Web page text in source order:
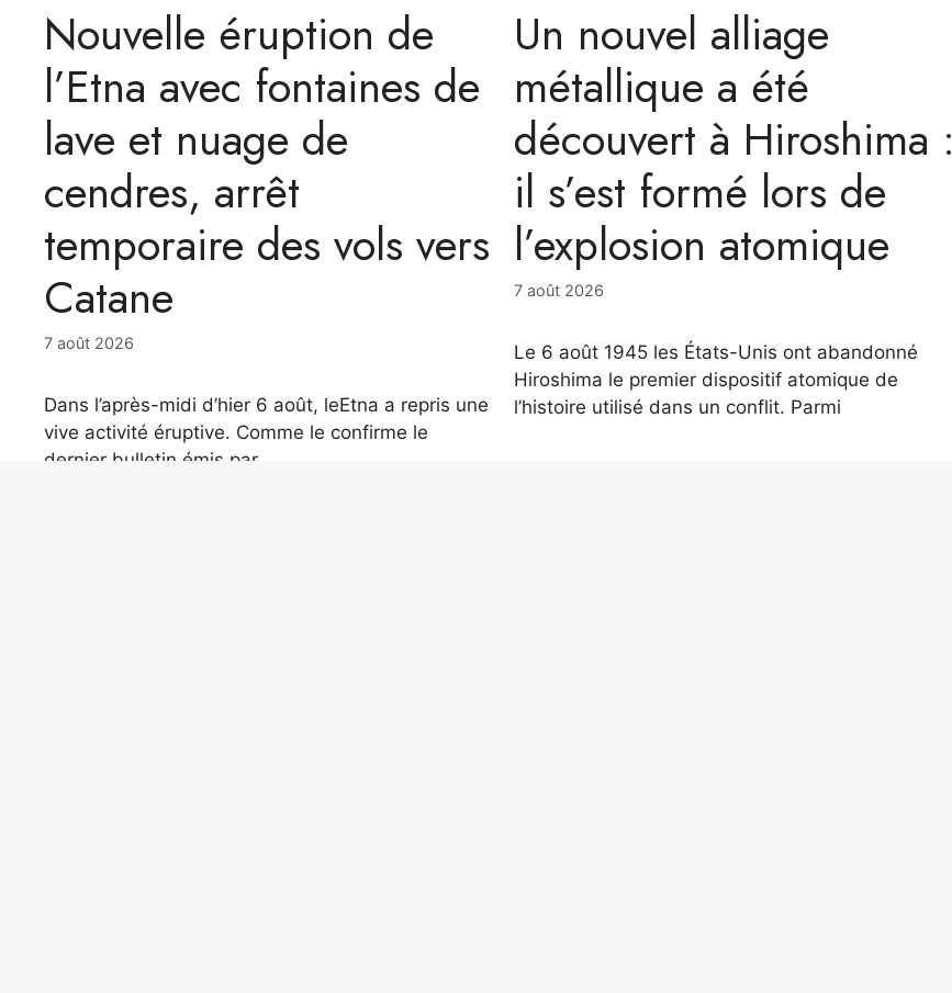
Nouvelle éruption de
l’Etna avec fontaines de
lave et nuage de
cendres, arrêt
temporaire des vols vers
Catane
7 août 2026
Dans l’après-midi d’hier 6 août, leEtna a repris une
vive activité éruptive. Comme le confirme le
dernier bulletin émis par
Un nouvel alliage
métallique a été
découvert à Hiroshima :
il s’est formé lors de
l’explosion atomique
7 août 2026
Le 6 août 1945 les États-Unis ont abandonné
Hiroshima le premier dispositif atomique de
l’histoire utilisé dans un conflit. Parmi